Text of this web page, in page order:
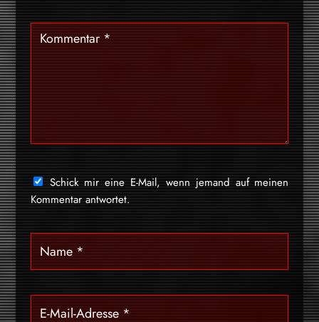
Schick mir eine E-Mail, wenn jemand auf meinen
Kommentar antwortet.